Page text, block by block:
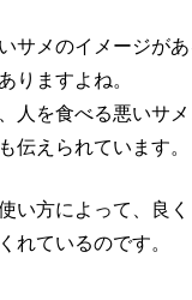
サメのイメージが
りますよね。
人を食べる悪いサ
伝えられています。
い方によって、良
れているのです。